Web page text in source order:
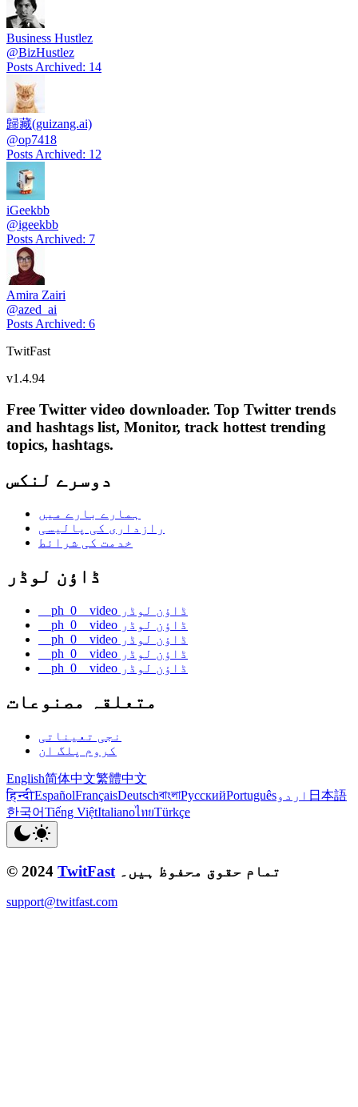
Business Hustlez
@BizHustlez
Posts Archived: 14
歸藏(guizang.ai)
@op7418
Posts Archived: 12
iGeekbb
@igeekbb
Posts Archived: 7
Amira Zairi
@azed_ai
Posts Archived: 6
TwitFast
v1.4.94
Free Twitter video downloader. Top Twitter trends
and hashtags list, Monitor, track hottest trending
topics, hashtags.
دوسرے لنکس
ہمارے بارے میں
رازداری کی پالیسی
خدمت کی شرائط
ڈاؤن لوڈر
__ph_0__video ڈاؤن لوڈر
__ph_0__video ڈاؤن لوڈر
__ph_0__video ڈاؤن لوڈر
__ph_0__video ڈاؤن لوڈر
__ph_0__video ڈاؤن لوڈر
متعلقہ مصنوعات
نجی تعیناتی
کروم پلگ ان
English简体中文繁體中文
हिन्दीEspañolFrançaisDeutschবাংলাРусскийPortuguêsاردو 日本語
한국어Tiếng ViệtItalianoไทยTürkçe
© 2024 TwitFast تمام حقوق محفوظ ہیں۔
support@twitfast.com